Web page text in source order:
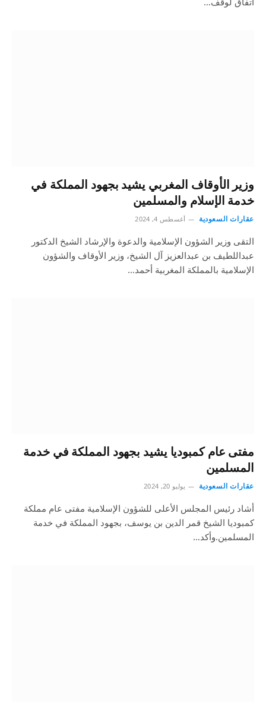
وزير الأوقاف المغربي يشيد بجهود المملكة في
خدمة الإسلام والمسلمين
عقارات السعودية أغسطس 4, 2024
التقى وزير الشؤون الإسلامية والدعوة والإرشاد الشيخ الدكتور
عبداللطيف بن عبدالعزيز آل الشيخ، وزير الأوقاف والشؤون
الإسلامية بالمملكة المغربية أحمد…
مفتى عام كمبوديا يشيد بجهود المملكة في خدمة
المسلمين
عقارات السعودية يوليو 20, 2024
أشاد رئيس المجلس الأعلى للشؤون الإسلامية مفتى عام مملكة
كمبوديا الشيخ قمر الدين بن يوسف، بجهود المملكة في خدمة
المسلمين.وأكد…